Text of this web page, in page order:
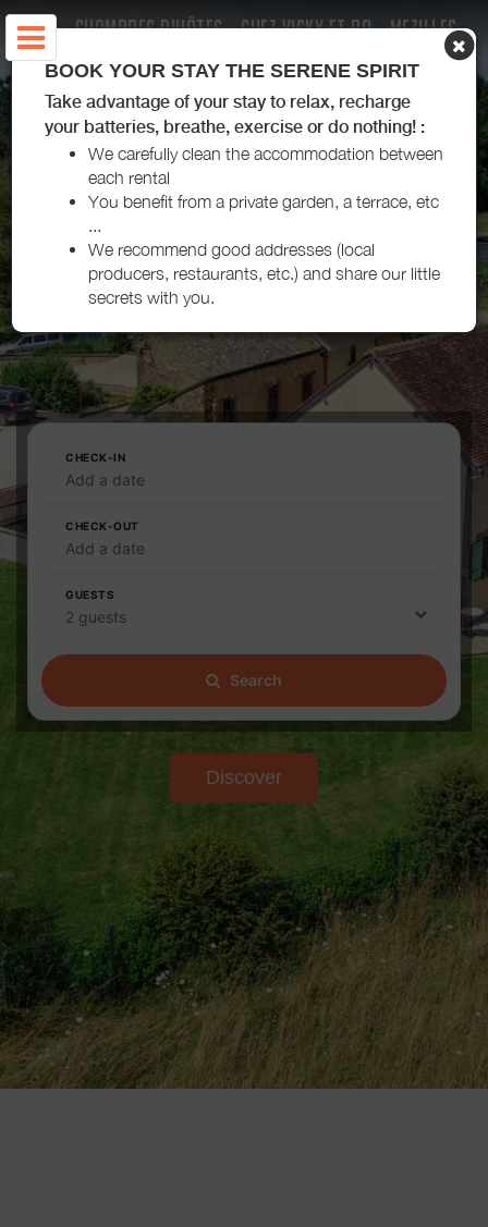
CHAMBRES D'HÔTES - CHEZ VICKY ET DO - MEZILLES
BOOK YOUR STAY THE SERENE SPIRIT
Take advantage of your stay to relax, recharge
your batteries, breathe, exercise or do nothing! :
We carefully clean the accommodation between
each rental
You benefit from a private garden, a terrace, etc
...
We recommend good addresses (local
producers, restaurants, etc.) and share our little
secrets with you.
CHECK-IN
Add a date
CHECK-OUT
Add a date
GUESTS
2 guests
Search
Discover